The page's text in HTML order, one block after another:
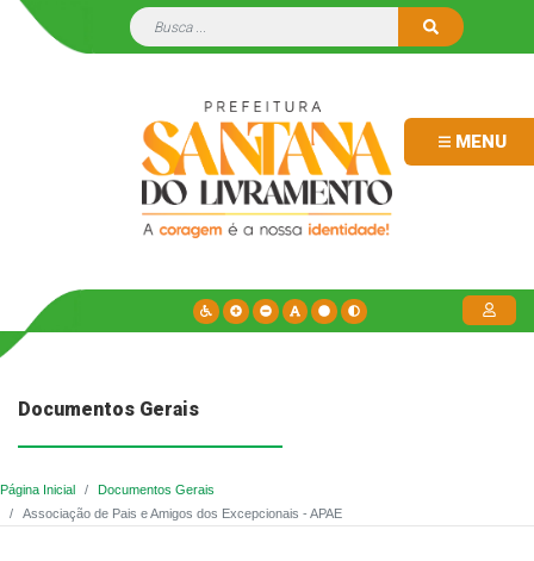
MENU
Documentos Gerais
Página Inicial
Documentos Gerais
Associação de Pais e Amigos dos Excepcionais - APAE